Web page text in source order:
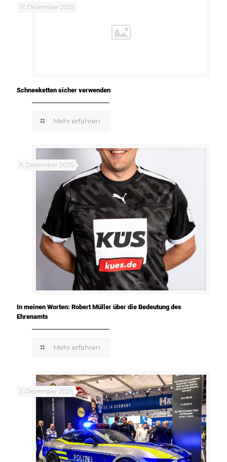
17. Dezember 2025
Schneeketten sicher verwenden
Mehr erfahren
11. Dezember 2025
In meinen Worten: Robert Müller über die Bedeutung des
Ehrenamts
Mehr erfahren
2. Dezember 2025